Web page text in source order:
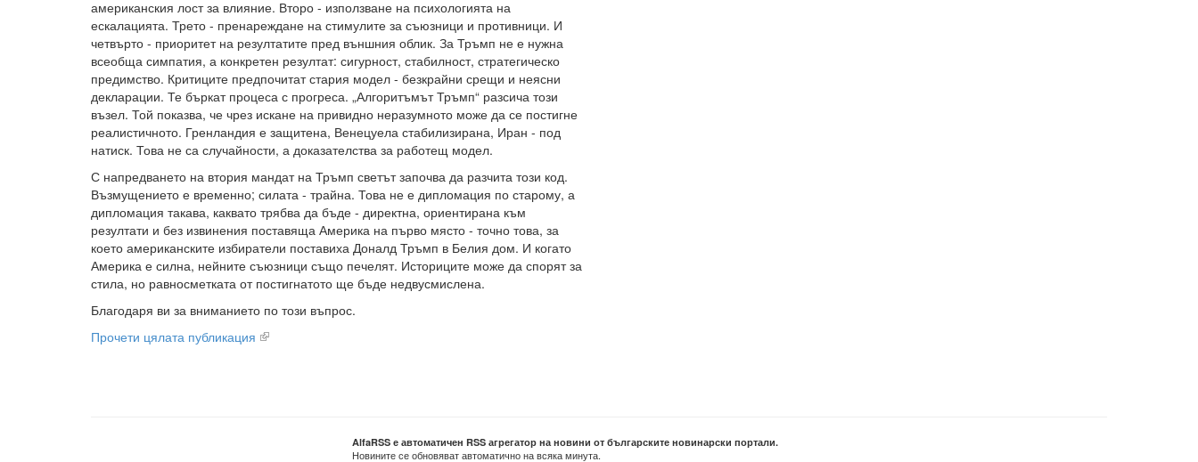
американския лост за влияние. Второ - използване на психологията на
ескалацията. Трето - пренареждане на стимулите за съюзници и противници. И
четвърто - приоритет на резултатите пред външния облик. За Тръмп не е нужна
всеобща симпатия, а конкретен резултат: сигурност, стабилност, стратегическо
предимство. Критиците предпочитат стария модел - безкрайни срещи и неясни
декларации. Те бъркат процеса с прогреса. „Алгоритъмът Тръмп“ разсича този
възел. Той показва, че чрез искане на привидно неразумното може да се постигне
реалистичното. Гренландия е защитена, Венецуела стабилизирана, Иран - под
натиск. Това не са случайности, а доказателства за работещ модел.
С напредването на втория мандат на Тръмп светът започва да разчита този код.
Възмущението е временно; силата - трайна. Това не е дипломация по старому, а
дипломация такава, каквато трябва да бъде - директна, ориентирана към
резултати и без извинения поставяща Америка на първо място - точно това, за
което американските избиратели поставиха Доналд Тръмп в Белия дом. И когато
Америка е силна, нейните съюзници също печелят. Историците може да спорят за
стила, но равносметката от постигнатото ще бъде недвусмислена.
Благодаря ви за вниманието по този въпрос.
Прочети цялата публикация
AlfaRSS е автоматичен RSS агрегатор на новини от българските новинарски портали.
Новините се обновяват автоматично на всяка минута.